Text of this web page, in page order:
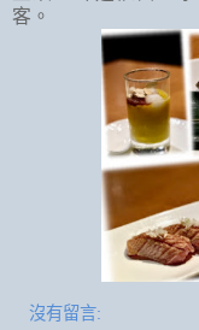
客。
沒有留言: